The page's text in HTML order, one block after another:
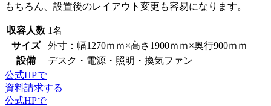
もちろん、設置後のレイアウト変更も容易になります。
収容人数 1名
サイズ
外寸：幅1270ｍｍ×高さ1900ｍｍ×奥行900ｍｍ
設備
デスク・電源・照明・換気ファン
公式HPで
資料請求する
公式HPで